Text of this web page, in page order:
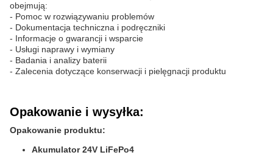
obejmują:
- Pomoc w rozwiązywaniu problemów
- Dokumentacja techniczna i podręczniki
- Informacje o gwarancji i wsparcie
- Usługi naprawy i wymiany
- Badania i analizy baterii
- Zalecenia dotyczące konserwacji i pielęgnacji produktu
Opakowanie i wysyłka:
Opakowanie produktu:
Akumulator 24V LiFePo4